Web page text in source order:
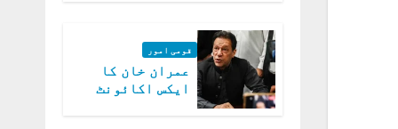
قومی امور
عمران خان کا
ایکس اکائونٹ